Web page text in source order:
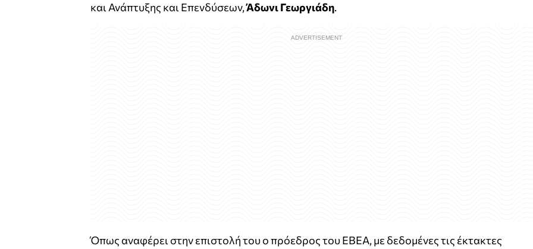
και Ανάπτυξης και Επενδύσεων,Άδωνι Γεωργιάδη.
Όπως αναφέρει στην επιστολή του ο πρόεδρος του ΕΒΕΑ, με δεδομένες τις έκτακτες